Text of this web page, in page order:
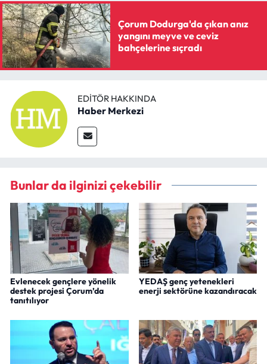
Çorum Dodurga'da çıkan anız
yangını meyve ve ceviz
bahçelerine sıçradı
EDITÖR HAKKINDA
Haber Merkezi
Bunlar da ilginizi çekebilir
Evlenecek gençlere yönelik
destek projesi Çorum’da
tanıtılıyor
YEDAŞ genç yetenekleri
enerji sektörüne kazandıracak